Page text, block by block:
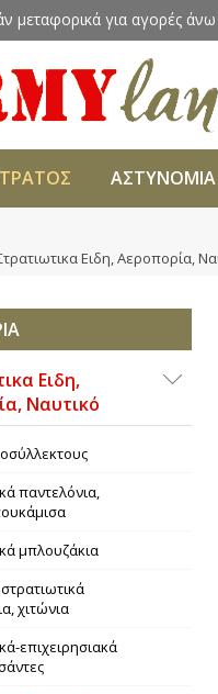
μεταφορικά για αγορές
ΑΣΤΥΝΟΜΙΑ
Ειδη, Αεροπορία,
Ειδη,
Ναυτικό
παντελόνια,
μπλουζάκια
χιτώνια
επιχειρησιακά